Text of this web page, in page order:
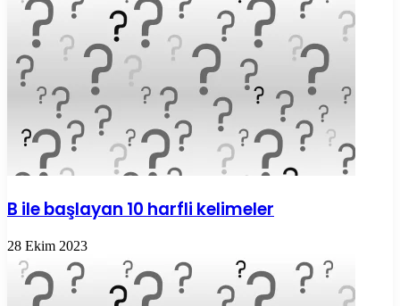
B ile başlayan 10 harfli kelimeler
28 Ekim 2023